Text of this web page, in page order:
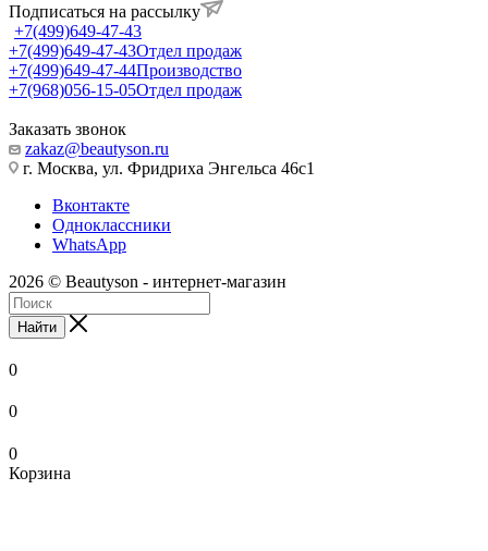
Подписаться на рассылку
+7(499)649-47-43
+7(499)649-47-43Отдел продаж
+7(499)649-47-44Производство
+7(968)056-15-05Отдел продаж
Заказать звонок
zakaz@beautyson.ru
г. Москва, ул. Фридриха Энгельса 46с1
Вконтакте
Одноклассники
WhatsApp
2026 © Beautyson - интернет-магазин
Найти
0
0
0
Корзина